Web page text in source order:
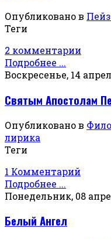
Опубликовано в
Теги
2 комментарии
Подробнее ...
Воскресенье, 14
Святым Апостолам
Опубликовано в
лирика
Теги
1 Комментарий
Подробнее ...
Понедельник, 08
Белый Ангел